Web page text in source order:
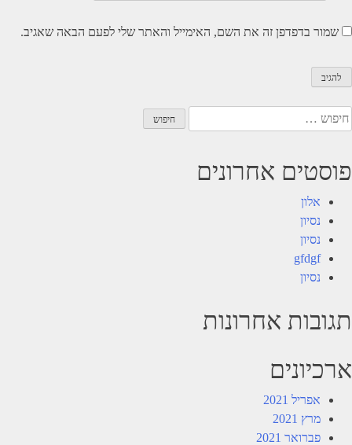
שמור בדפדפן זה את השם, האימייל והאתר שלי לפעם הבאה שאגיב.
חיפוש:
פוסטים אחרונים
אלון
נסיון
נסיון
gfdgf
נסיון
תגובות אחרונות
ארכיונים
אפריל 2021
מרץ 2021
פברואר 2021